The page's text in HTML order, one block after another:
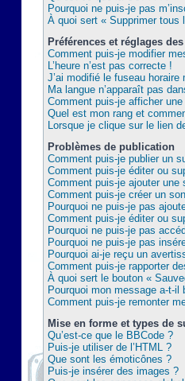
Pourquoi ne puis-je pas
À quoi sert « Supprimer tous
Préférences et réglages
Comment puis-je modifier
L’heure n’est pas correcte !
J’ai modifié le fuseau horaire
Ma langue n’apparaît pas
Comment puis-je afficher
Quel est mon rang et
Lorsque je clique sur le lien
Problèmes de publication
Comment puis-je publier un
Comment puis-je éditer ou
Comment puis-je ajouter une
Comment puis-je créer un
Pourquoi ne puis-je pas
Comment puis-je éditer ou
Pourquoi ne puis-je pas
Pourquoi ne puis-je pas
Pourquoi ai-je reçu un
Comment puis-je rapporter
À quoi sert le bouton «
Pourquoi mon message a-t-il
Comment puis-je remonter
Mise en forme et types de
Qu’est-ce que le BBCode ?
Puis-je utiliser de l’HTML ?
Que sont les émoticônes ?
Puis-je insérer des images ?